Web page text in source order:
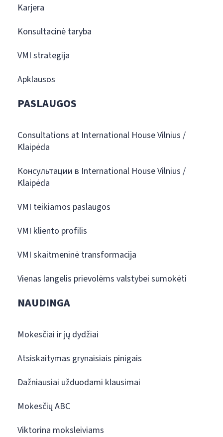
Karjera
Konsultacinė taryba
VMI strategija
Apklausos
PASLAUGOS
Consultations at International House Vilnius /
Klaipėda
Консультации в International House Vilnius /
Klaipėda
VMI teikiamos paslaugos
VMI kliento profilis
VMI skaitmeninė transformacija
Vienas langelis prievolėms valstybei sumokėti
NAUDINGA
Mokesčiai ir jų dydžiai
Atsiskaitymas grynaisiais pinigais
Dažniausiai užduodami klausimai
Mokesčių ABC
Viktorina moksleiviams